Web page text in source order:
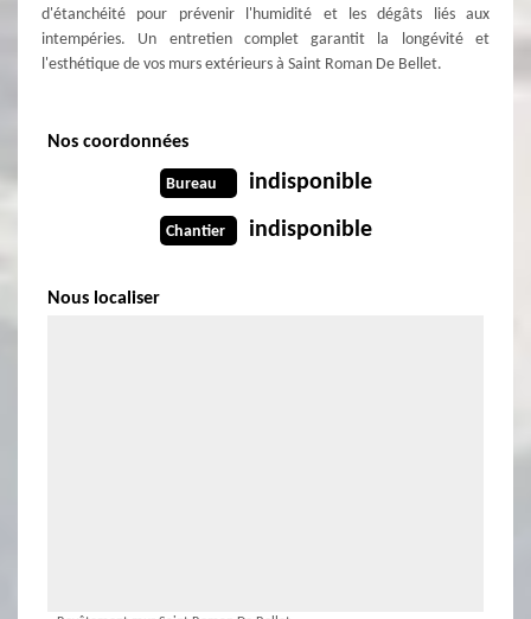
d'étanchéité pour prévenir l'humidité et les dégâts liés aux
intempéries. Un entretien complet garantit la longévité et
l'esthétique de vos murs extérieurs à Saint Roman De Bellet.
Nos coordonnées
Bureau indisponible
Chantier indisponible
Nous localiser